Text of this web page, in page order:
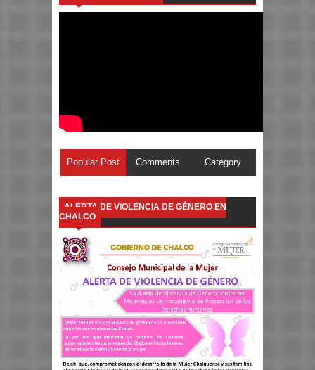
Popular Post Comments Category
ALERTA DE VIOLENCIA DE GÉNERO EN
CHALCO